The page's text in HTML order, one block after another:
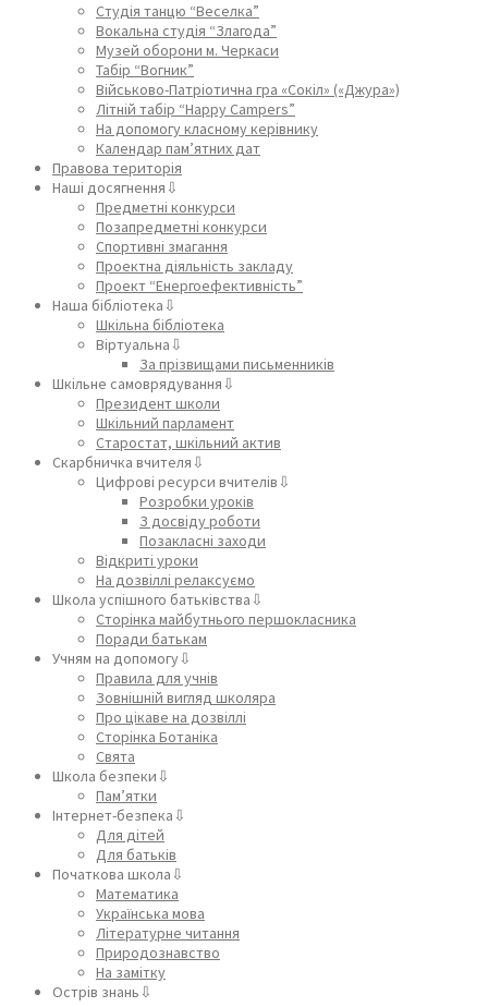
Студія танцю “Веселка”
Вокальна студія “Злагода”
Музей оборони м. Черкаси
Табір “Вогник”
Військово-Патріотична гра «Сокіл» («Джура»)
Літній табір “Happy Campers”
На допомогу класному керівнику
Календар пам’ятних дат
Правова територія
Наші досягнення⇩
Предметні конкурси
Позапредметні конкурси
Спортивні змагання
Проектна діяльність закладу
Проект “Енергоефективність”
Наша бібліотека⇩
Шкільна бібліотека
Віртуальна⇩
За прізвищами письменників
Шкільне самоврядування⇩
Президент школи
Шкільний парламент
Старостат, шкільний актив
Скарбничка вчителя⇩
Цифрові ресурси вчителів⇩
Розробки уроків
З досвіду роботи
Позакласні заходи
Відкриті уроки
На дозвіллі релаксуємо
Школа успішного батьківства⇩
Сторінка майбутнього першокласника
Поради батькам
Учням на допомогу⇩
Правила для учнів
Зовнішній вигляд школяра
Про цікаве на дозвіллі
Сторінка Ботаніка
Свята
Школа безпеки⇩
Пам’ятки
Інтернет-безпека⇩
Для дітей
Для батьків
Початкова школа⇩
Математика
Українська мова
Літературне читання
Природознавство
На замітку
Острів знань⇩